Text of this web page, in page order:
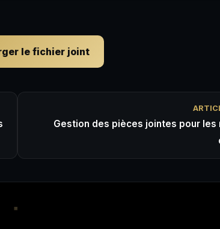
le fichier joint
Gestion des pièces jointes pour